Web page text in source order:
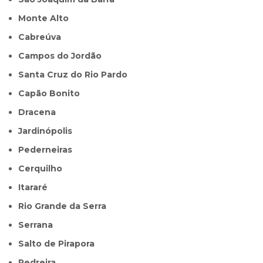
Monte Alto
Cabreúva
Campos do Jordão
Santa Cruz do Rio Pardo
Capão Bonito
Dracena
Jardinópolis
Pederneiras
Cerquilho
Itararé
Rio Grande da Serra
Serrana
Salto de Pirapora